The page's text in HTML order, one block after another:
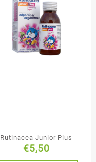
Rutinacea Junior Plus
€5,50